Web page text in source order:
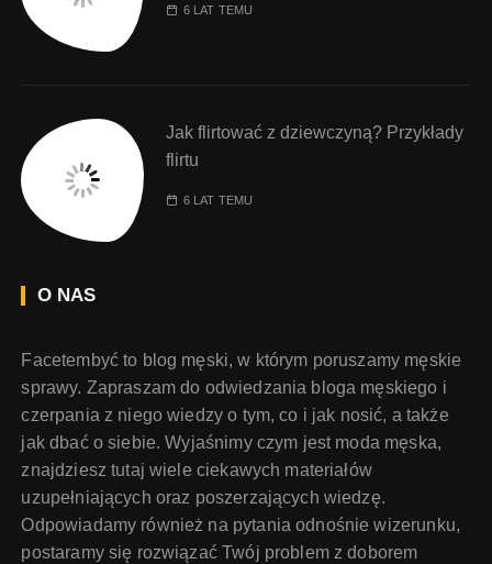
6 LAT TEMU
Jak flirtować z dziewczyną? Przykłady
flirtu
6 LAT TEMU
O NAS
Facetembyć to blog męski, w którym poruszamy męskie
sprawy. Zapraszam do odwiedzania bloga męskiego i
czerpania z niego wiedzy o tym, co i jak nosić, a także
jak dbać o siebie. Wyjaśnimy czym jest moda męska,
znajdziesz tutaj wiele ciekawych materiałów
uzupełniających oraz poszerzających wiedzę.
Odpowiadamy również na pytania odnośnie wizerunku,
postaramy się rozwiązać Twój problem z doborem